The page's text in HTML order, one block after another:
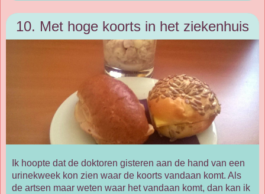
10. Met hoge koorts in het ziekenhuis
Ik hoopte dat de doktoren gisteren aan de hand van een
urinekweek kon zien waar de koorts vandaan komt. Als
de artsen maar weten waar het vandaan komt, dan kan ik